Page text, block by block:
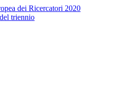
dei Ricercatori 2020
triennio